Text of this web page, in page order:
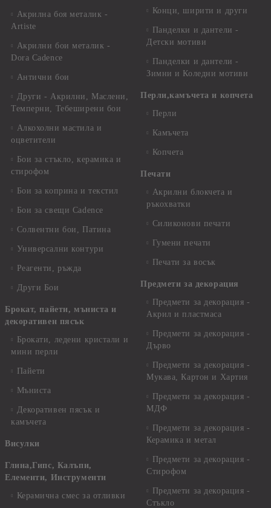
Акрилна боя металик -
Artiste
Акрилни бои металик -
Dora Cadence
Антични бои
Други - Акрилни, Маслени,
Темперни, Тебеширени бои
Алкохолни мастила и
оцветители
Бои за стъкло, керамика и
стирофом
Бои за коприна и текстил
Бои за свещи Cadence
Солвентни бои, Патина
Универсални контури
Реагенти, ръжда
Други Бои
Брокат, пайети, мъниста и
декоративен пясък
Брокати, ледени кристали и
мини перли
Пайети
Мъниста
Декоративен пясък и
камъчета
Висулки
Глина,Гипс, Калъпи,
Елементи, Инструменти
Керамична смес за отливки
Конци, ширити и други
Панделки и дантели -
Детски мотиви
Панделки и дантели -
Зимни и Коледни мотиви
Перли,камъчета и копчета
Перли
Камъчета
Копчета
Печати
Акрилни блокчета и
ръкохватки
Силиконови печати
Гумени печати
Печати за восък
Предмети за декорация
Предмети за декорация -
Акрил и пластмаса
Предмети за декорация -
Дърво
Предмети за декорация -
Мукава, Картон и Хартия
Предмети за декорация -
МДФ
Предмети за декорация -
Керамика и метал
Предмети за декорация -
Стирофом
Предмети за декорация -
Стъкло